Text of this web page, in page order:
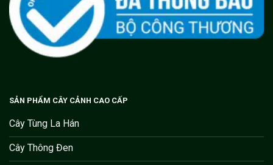
SẢN PHẨM CÂY CẢNH CAO CẤP
Cây Tùng La Hán
Cây Thông Đen